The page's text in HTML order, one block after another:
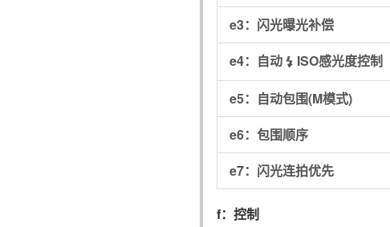
e3： 闪光曝光补偿
e4： 自动 c ISO感光度控制
e5： 自动包围(M模式)
e6： 包围顺序
e7： 闪光连拍优先
f： 控制